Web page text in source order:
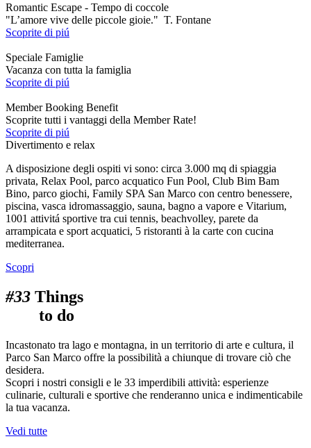
Romantic Escape - Tempo di coccole
"L’amore vive delle piccole gioie." T. Fontane
Scoprite di piú
Speciale Famiglie
Vacanza con tutta la famiglia
Scoprite di piú
Member Booking Benefit
Scoprite tutti i vantaggi della Member Rate!
Scoprite di piú
Divertimento e relax
A disposizione degli ospiti vi sono: circa 3.000 mq di spiaggia
privata, Relax Pool, parco acquatico Fun Pool, Club Bim Bam
Bino, parco giochi, Family SPA San Marco con centro benessere,
piscina, vasca idromassaggio, sauna, bagno a vapore e Vitarium,
1001 attivitá sportive tra cui tennis, beachvolley, parete da
arrampicata e sport acquatici, 5 ristoranti à la carte con cucina
mediterranea.
Scopri
#33 Things
to do
Incastonato tra lago e montagna, in un territorio di arte e cultura, il
Parco San Marco offre la possibilità a chiunque di trovare ciò che
desidera.
Scopri i nostri consigli e le 33 imperdibili attività: esperienze
culinarie, culturali e sportive che renderanno unica e indimenticabile
la tua vacanza.
Vedi tutte